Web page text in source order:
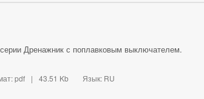
Дренажник с поплавковым выключателем.
pdf | 43.51 Kb Язык: RU